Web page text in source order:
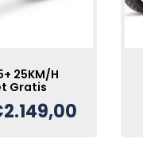
25KM/H
Gratis
2.149,00